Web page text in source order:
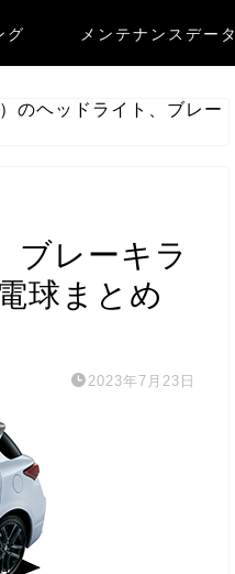
グ メンテナンスデータ
のヘッドライト、ブレー
ブレーキラ
球まとめ
2023年7月23日